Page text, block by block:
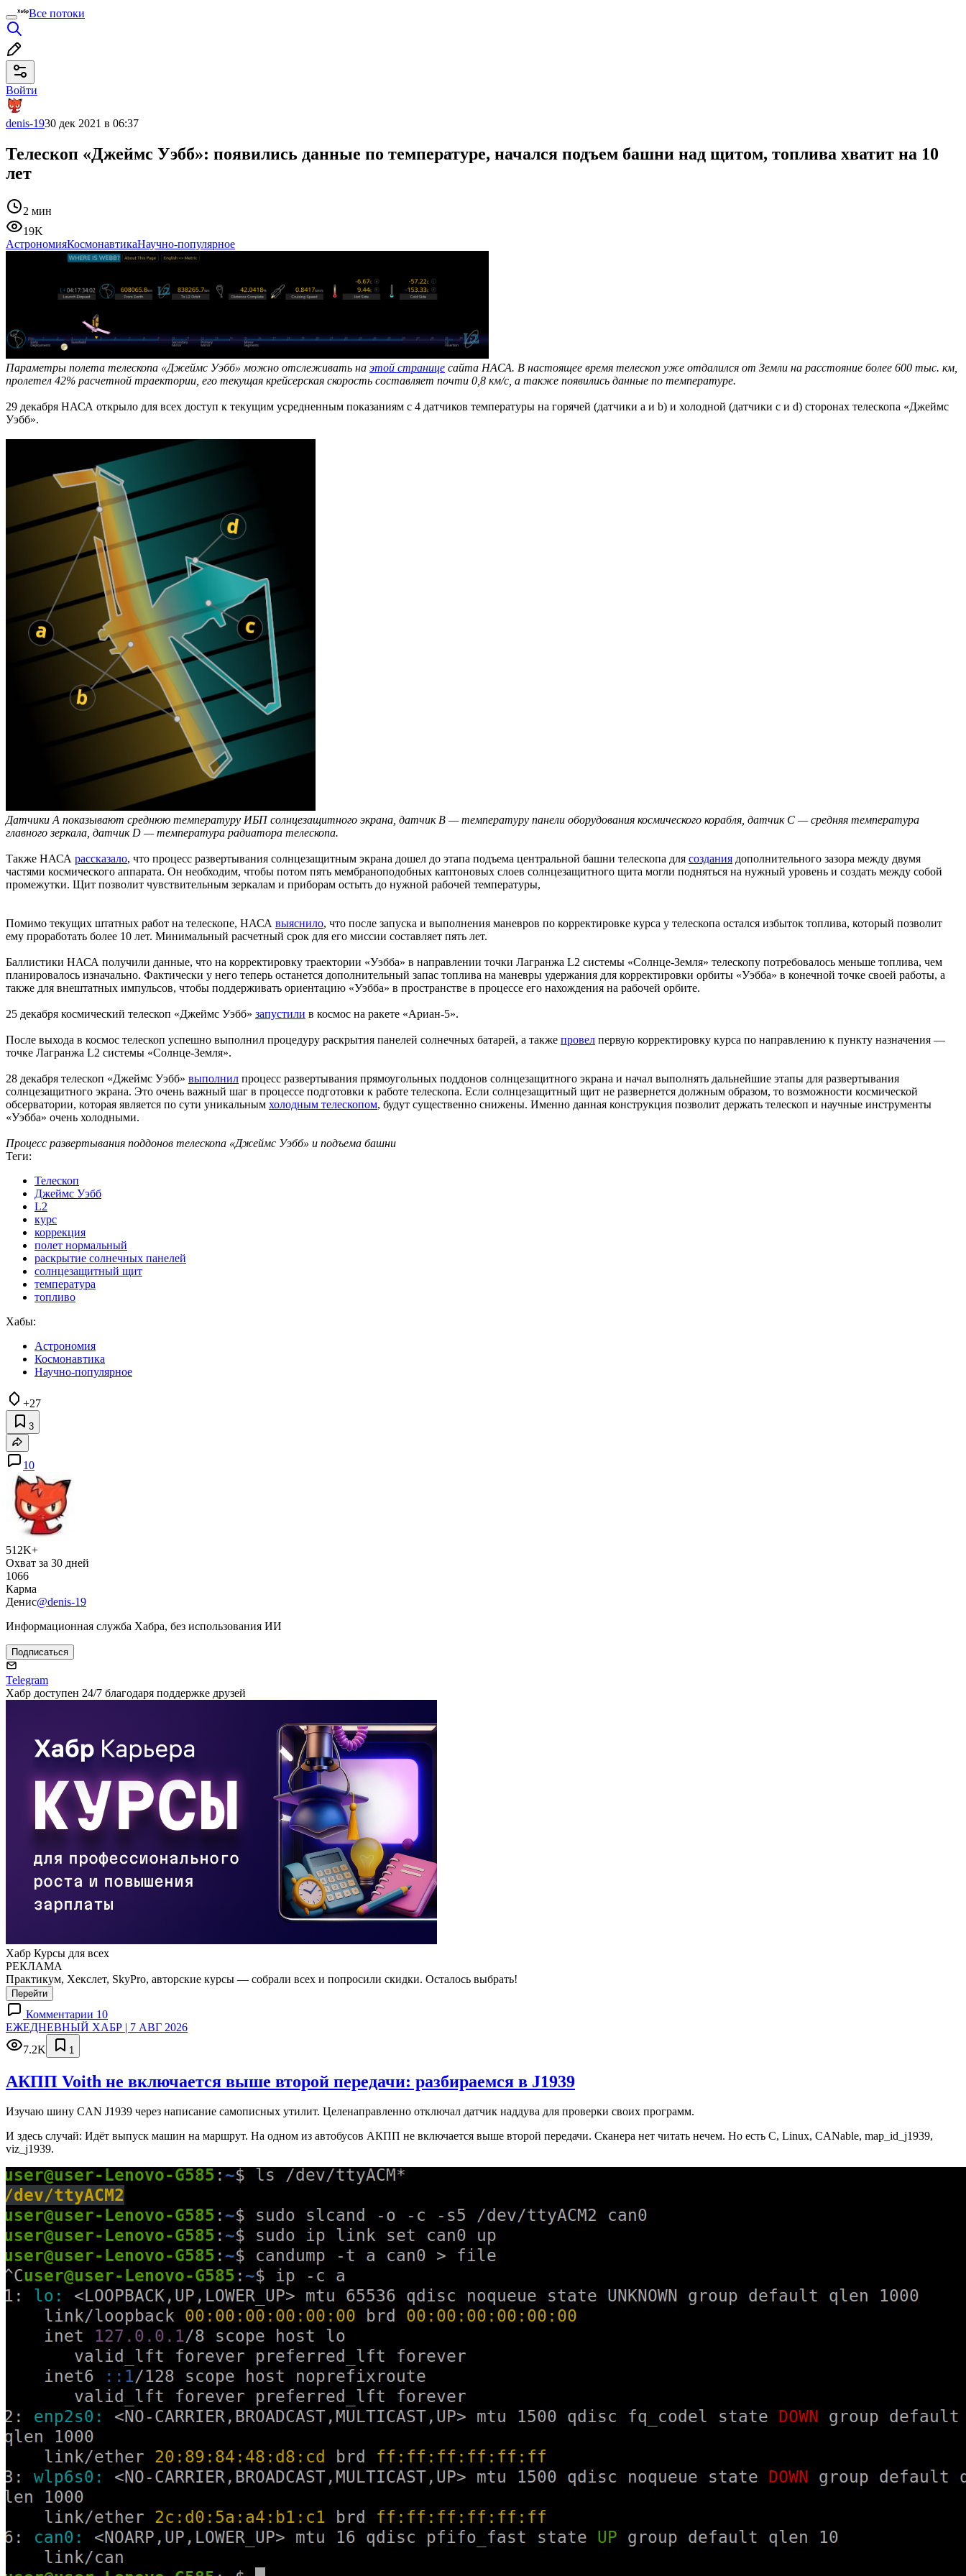
Все потоки
Войти
denis-1930 дек 2021 в 06:37
Телескоп «Джеймс Уэбб»: появились данные по температуре, начался подъем башни над щитом, топлива хватит на 10
лет
2 мин
19K
АстрономияКосмонавтикаНаучно-популярное
Параметры полета телескопа «Джеймс Уэбб» можно отслеживать на этой странице сайта НАСА. В настоящее время телескоп уже отдалился от Земли на расстояние более 600 тыс. км,
пролетел 42% расчетной траектории, его текущая крейсерская скорость составляет почти 0,8 км/с, а также появились данные по температуре.
29 декабря НАСА открыло для всех доступ к текущим усредненным показаниям с 4 датчиков температуры на горячей (датчики a и b) и холодной (датчики c и d) сторонах телескопа «Джеймс
Уэбб».
Датчики А показывают среднюю температуру ИБП солнцезащитного экрана, датчик B — температуру панели оборудования космического корабля, датчик С — средняя температура
главного зеркала, датчик D — температура радиатора телескопа.
Также НАСА рассказало, что процесс развертывания солнцезащитным экрана дошел до этапа подъема центральной башни телескопа для создания дополнительного зазора между двумя
частями космического аппарата. Он необходим, чтобы потом пять мембраноподобных каптоновых слоев солнцезащитного щита могли подняться на нужный уровень и создать между собой
промежутки. Щит позволит чувствительным зеркалам и приборам остыть до нужной рабочей температуры,
Помимо текущих штатных работ на телескопе, НАСА выяснило, что после запуска и выполнения маневров по корректировке курса у телескопа остался избыток топлива, который позволит
ему проработать более 10 лет. Минимальный расчетный срок для его миссии составляет пять лет.
Баллистики НАСА получили данные, что на корректировку траектории «Уэбба» в направлении точки Лагранжа L2 системы «Солнце-Земля» телескопу потребовалось меньше топлива, чем
планировалось изначально. Фактически у него теперь останется дополнительный запас топлива на маневры удержания для корректировки орбиты «Уэбба» в конечной точке своей работы, а
также для внештатных импульсов, чтобы поддерживать ориентацию «Уэбба» в пространстве в процессе его нахождения на рабочей орбите.
25 декабря космический телескоп «Джеймс Уэбб» запустили в космос на ракете «Ариан-5».
После выхода в космос телескоп успешно выполнил процедуру раскрытия панелей солнечных батарей, а также провел первую корректировку курса по направлению к пункту назначения —
точке Лагранжа L2 системы «Солнце-Земля».
28 декабря телескоп «Джеймс Уэбб» выполнил процесс развертывания прямоугольных поддонов солнцезащитного экрана и начал выполнять дальнейшие этапы для развертывания
солнцезащитного экрана. Это очень важный шаг в процессе подготовки к работе телескопа. Если солнцезащитный щит не развернется должным образом, то возможности космической
обсерватории, которая является по сути уникальным холодным телескопом, будут существенно снижены. Именно данная конструкция позволит держать телескоп и научные инструменты
«Уэбба» очень холодными.
Процесс развертывания поддонов телескопа «Джеймс Уэбб» и подъема башни
Теги:
Телескоп
Джеймс Уэбб
L2
курс
коррекция
полет нормальный
раскрытие солнечных панелей
солнцезащитный щит
температура
топливо
Хабы:
Астрономия
Космонавтика
Научно-популярное
+27
3
10
512K+
Охват за 30 дней
1066
Карма
Денис@denis-19
Информационная служба Хабра, без использования ИИ
Подписаться
Telegram
Хабр доступен 24/7 благодаря поддержке друзей
Хабр Курсы для всех
РЕКЛАМА
Практикум, Хекслет, SkyPro, авторские курсы — собрали всех и попросили скидки. Осталось выбрать!
Перейти
Комментарии 10
ЕЖЕДНЕВНЫЙ ХАБР | 7 АВГ 2026
7.2K
1
АКПП Voith не включается выше второй передачи: разбираемся в J1939
Изучаю шину CAN J1939 через написание самописных утилит. Целенаправленно отключал датчик наддува для проверки своих программ.
И здесь случай: Идёт выпуск машин на маршрут. На одном из автобусов АКПП не включается выше второй передачи. Сканера нет читать нечем. Но есть C, Linux, CANable, map_id_j1939,
viz_j1939.